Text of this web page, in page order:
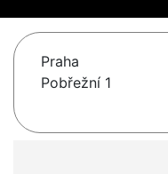
Praha
Pobřežní 1